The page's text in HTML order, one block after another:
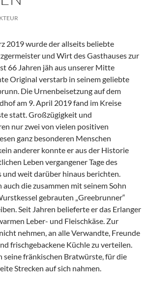
2019 wurde der allseits beliebte
und Wirt des Gasthauses zur
66 Jahren jäh aus unserer Mitte
Original verstarb in seinem geliebte
Die Urnenbeisetzung auf dem
am 9. April 2019 fand im Kreise
statt. Großzügigkeit und
nur zwei von vielen positiven
ganz besonderen Menschen
anderer konnte er aus der Historie
Leben vergangener Tage des
und weit darüber hinaus berichten.
die zusammen mit seinem Sohn
gebrauten „Greebrunner“
Seit Jahren belieferte er das Erlanger
Leber- und Fleischkäse. Zur
nehmen, an alle Verwandte, Freunde
frischgebackene Küchle zu verteilen.
seine fränkischen Bratwürste, für die
Strecken auf sich nahmen.